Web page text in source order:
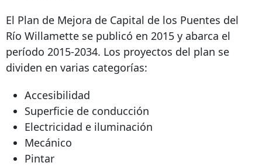
El Plan de Mejora de Capital de los Puentes del
Río Willamette se publicó en 2015 y abarca el
período 2015-2034. Los proyectos del plan se
dividen en varias categorías:
Accesibilidad
Superficie de conducción
Electricidad e iluminación
Mecánico
Pintar